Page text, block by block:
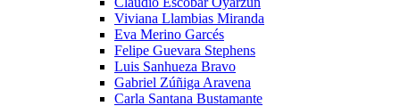
Viviana Llambias Miranda
Eva Merino Garcés
Felipe Guevara Stephens
Luis Sanhueza Bravo
Gabriel Zúñiga Aravena
Carla Santana Bustamante